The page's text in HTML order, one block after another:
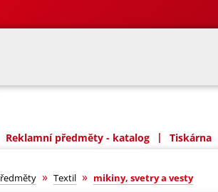
Reklamní předměty - katalog | Tiskárna
» Textil » mikiny, svetry a vesty